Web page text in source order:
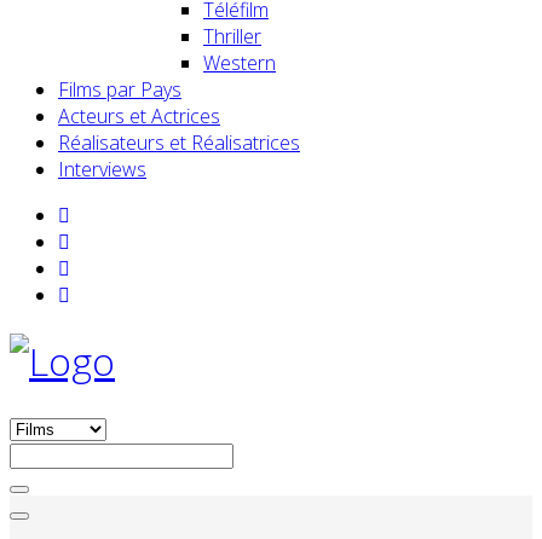
Téléfilm
Thriller
Western
Films par Pays
Acteurs et Actrices
Réalisateurs et Réalisatrices
Interviews